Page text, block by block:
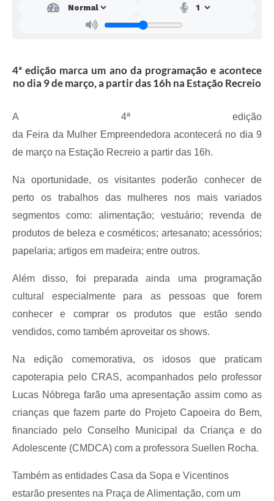
SOLICITAÇÕES PRESENCIAIS (SIC-FÍSICO)
Ouvidoria
Projetos
Contas Públicas
Editais
Links
Agenda
4ª edição marca um ano da programação e acontece
no dia 9 de março, a partir das 16h na Estação Recreio
A 4ª edição
da Feira da Mulher Empreendedora acontecerá no dia 9
de março na Estação Recreio a partir das 16h.
Na oportunidade, os visitantes poderão conhecer de
perto os trabalhos das mulheres nos mais variados
segmentos como: alimentação; vestuário; revenda de
produtos de beleza e cosméticos; artesanato; acessórios;
papelaria; artigos em madeira; entre outros.
Além disso, foi preparada ainda uma programação
cultural especialmente para as pessoas que forem
conhecer e comprar os produtos que estão sendo
vendidos, como também aproveitar os shows.
Na edição comemorativa, os idosos que praticam
capoterapia pelo CRAS, acompanhados pelo professor
Lucas Nóbrega farão uma apresentação assim como as
crianças que fazem parte do Projeto Capoeira do Bem,
financiado peloConselho Municipal da Criança e do
Adolescente (CMDCA) com a professora Suellen Rocha.
Também as entidades Casa da Sopa e Vicentinos
estarão presentes na Praça de Alimentação, com um